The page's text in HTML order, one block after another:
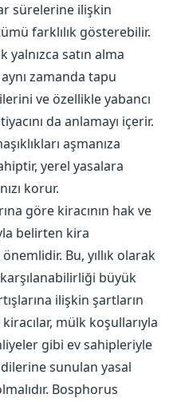
sürelerine ilişkin
farklılık gösterebilir.
yalnızca satın alma
zamanda tapu
ve özellikle yabancı
da anlamayı içerir.
aşmanıza
yerel yasalara
korur.
göre kiracının hak ve
belirten kira
Bu, yıllık olarak
büyük
ilişkin şartların
kiracılar, mülk koşullarıyla
gibi ev sahipleriyle
sunulan yasal
Bosphorus